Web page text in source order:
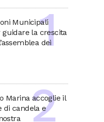
Municipali
la crescita
dei
Marina accoglie il
di candela e